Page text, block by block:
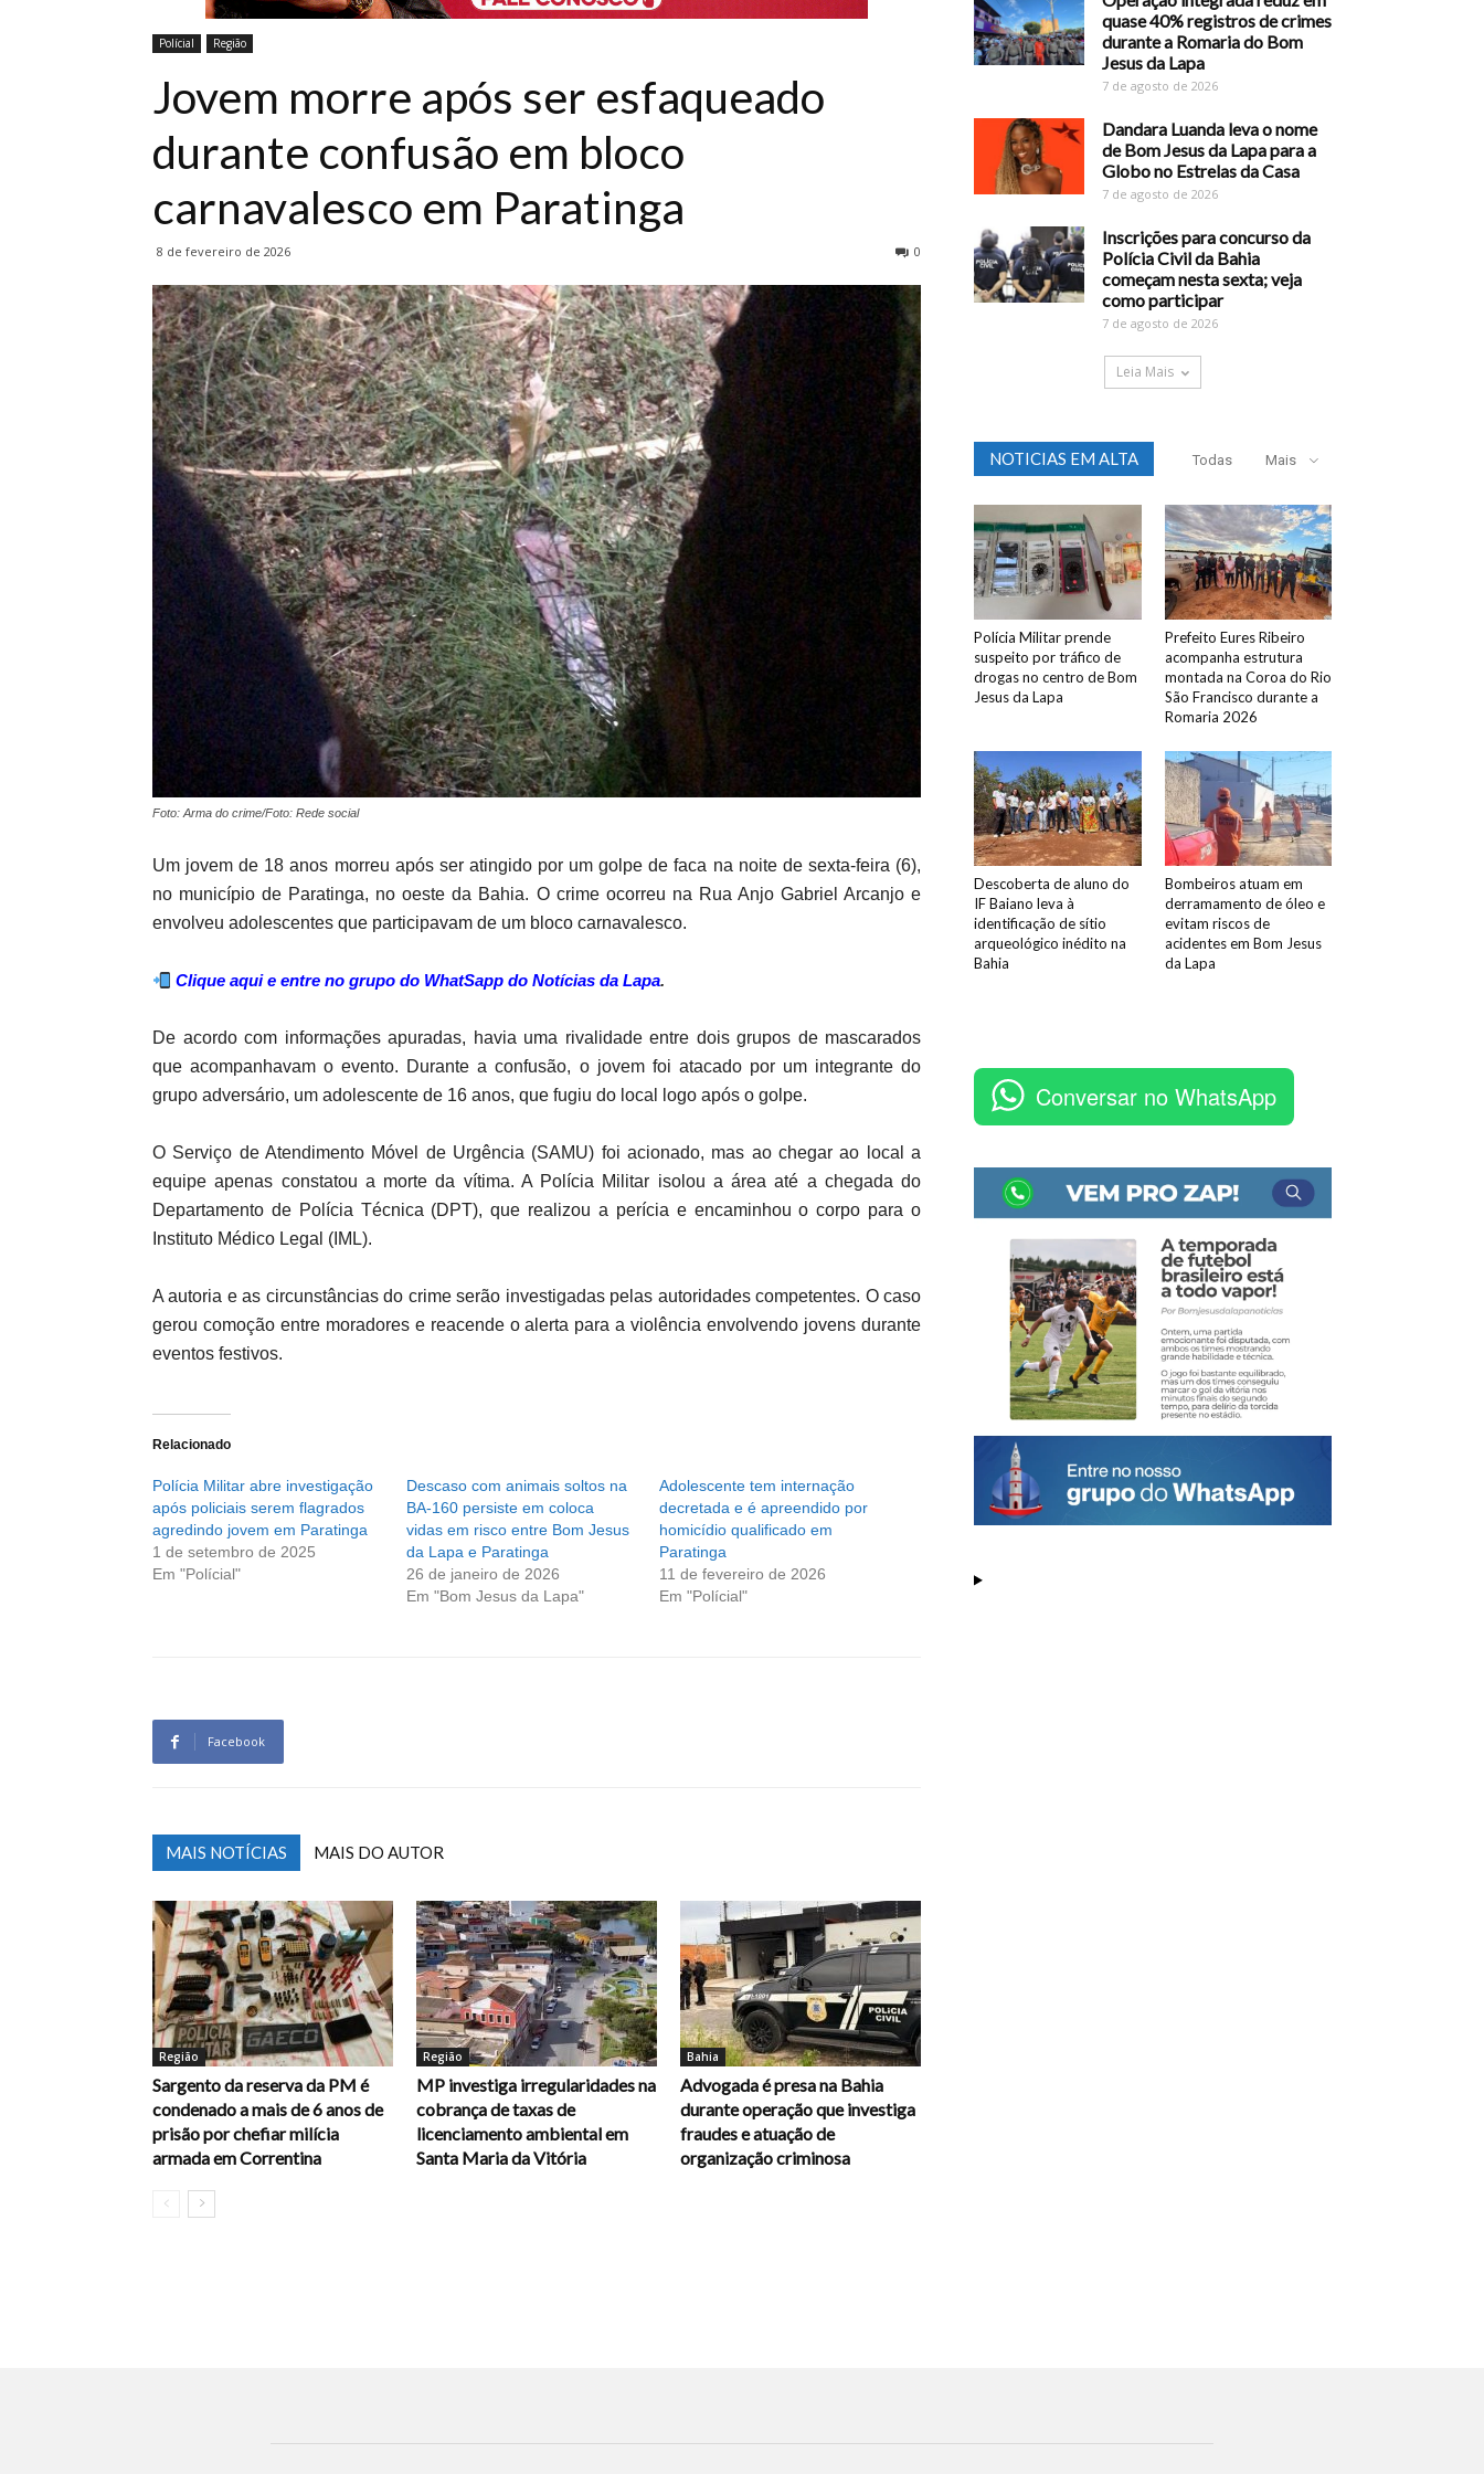
Polícial Região
Jovem morre após ser esfaqueado
durante confusão em bloco
carnavalesco em Paratinga
8 de fevereiro de 2026 0
Foto: Arma do crime/Foto: Rede social
Um jovem de 18 anos morreu após ser atingido por um golpe de faca na noite de sexta-feira (6),
no município de Paratinga, no oeste da Bahia. O crime ocorreu na Rua Anjo Gabriel Arcanjo e
envolveu adolescentes que participavam de um bloco carnavalesco.
Clique aqui e entre no grupo do WhatSapp do Notícias da Lapa.
De acordo com informações apuradas, havia uma rivalidade entre dois grupos de mascarados
que acompanhavam o evento. Durante a confusão, o jovem foi atacado por um integrante do
grupo adversário, um adolescente de 16 anos, que fugiu do local logo após o golpe.
O Serviço de Atendimento Móvel de Urgência (SAMU) foi acionado, mas ao chegar ao local a
equipe apenas constatou a morte da vítima. A Polícia Militar isolou a área até a chegada do
Departamento de Polícia Técnica (DPT), que realizou a perícia e encaminhou o corpo para o
Instituto Médico Legal (IML).
A autoria e as circunstâncias do crime serão investigadas pelas autoridades competentes. O caso
gerou comoção entre moradores e reacende o alerta para a violência envolvendo jovens durante
eventos festivos.
Relacionado
Polícia Militar abre investigação
após policiais serem flagrados
agredindo jovem em Paratinga
1 de setembro de 2025
Em "Polícial"
Descaso com animais soltos na
BA-160 persiste em coloca
vidas em risco entre Bom Jesus
da Lapa e Paratinga
26 de janeiro de 2026
Em "Bom Jesus da Lapa"
Adolescente tem internação
decretada e é apreendido por
homicídio qualificado em
Paratinga
11 de fevereiro de 2026
Em "Polícial"
Facebook
MAIS NOTÍCIAS MAIS DO AUTOR
Região
Sargento da reserva da PM é
condenado a mais de 6 anos de
prisão por chefiar milícia
armada em Correntina
Região
MP investiga irregularidades na
cobrança de taxas de
licenciamento ambiental em
Santa Maria da Vitória
Bahia
Advogada é presa na Bahia
durante operação que investiga
fraudes e atuação de
organização criminosa
quase 40% registros de crimes
durante a Romaria do Bom
Jesus da Lapa
7 de agosto de 2026
Dandara Luanda leva o nome
de Bom Jesus da Lapa para a
Globo no Estrelas da Casa
7 de agosto de 2026
Inscrições para concurso da
Polícia Civil da Bahia
começam nesta sexta; veja
como participar
7 de agosto de 2026
Leia Mais
NOTICIAS EM ALTA Todas Mais
Polícia Militar prende
suspeito por tráfico de
drogas no centro de Bom
Jesus da Lapa
Prefeito Eures Ribeiro
acompanha estrutura
montada na Coroa do Rio
São Francisco durante a
Romaria 2026
Descoberta de aluno do
IF Baiano leva à
identificação de sítio
arqueológico inédito na
Bahia
Bombeiros atuam em
derramamento de óleo e
evitam riscos de
acidentes em Bom Jesus
da Lapa
Conversar no WhatsApp